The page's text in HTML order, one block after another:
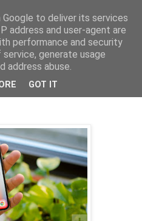
to deliver its services
address and user-agent are
performance and security
generate usage
address abuse.
GOT IT